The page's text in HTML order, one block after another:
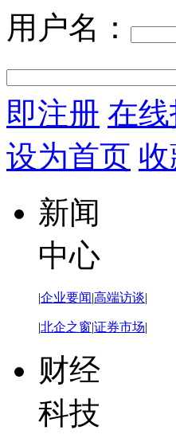
用户名：
即注册 在
设为首页
新闻
中心
|企业要闻|高端访谈|
|北企之窗|证券市场|
财经
科技